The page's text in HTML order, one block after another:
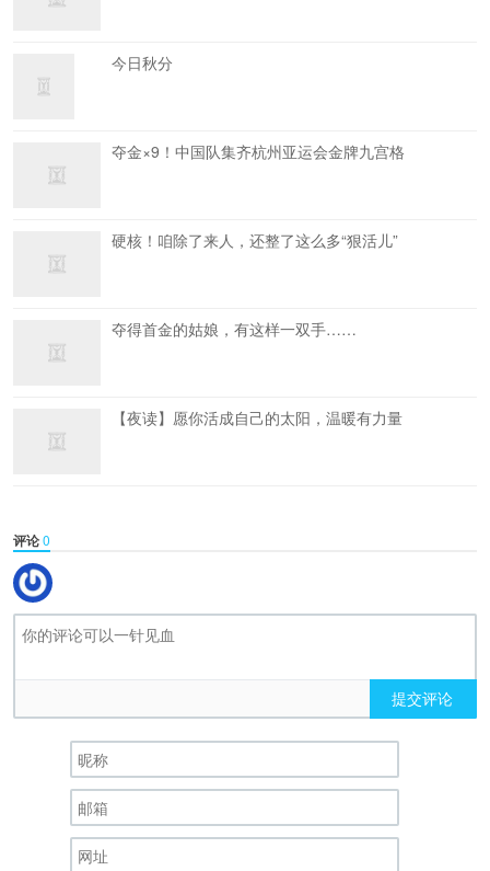
今日秋分
夺金×9！中国队集齐杭州亚运会金牌九宫格
硬核！咱除了来人，还整了这么多“狠活儿”
夺得首金的姑娘，有这样一双手……
【夜读】愿你活成自己的太阳，温暖有力量
评论0
提交评论